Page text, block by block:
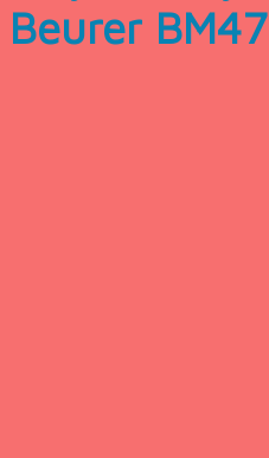
Beurer BM47